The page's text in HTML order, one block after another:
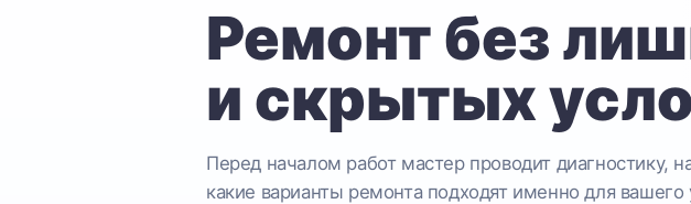
Ремонт без
и скрытых
Перед началом работ мастер проводит диагностику,
какие варианты ремонта подходят именно для вашего